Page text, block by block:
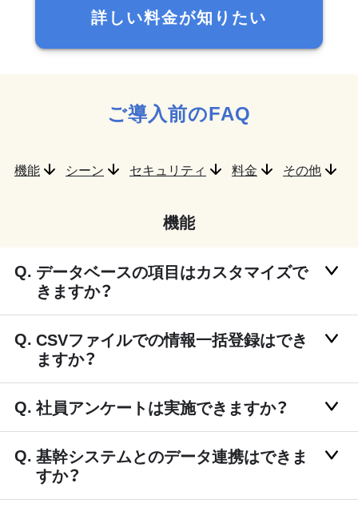
詳しい料金が知りたい
ご導入前のFAQ
機能 シーン セキュリティ 料金 その他
機能
データベースの項目はカスタマイズで
きますか？
CSVファイルでの情報一括登録はでき
ますか？
社員アンケートは実施できますか？
基幹システムとのデータ連携はできま
すか？